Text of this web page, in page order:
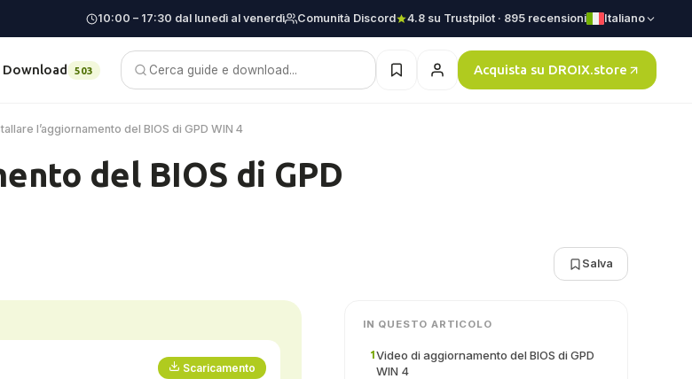
10:00 – 17:30 dal lunedì al venerdì Comunità Discord 4.8 su Trustpilot · 895 recensioni Italiano
Download 503 Blog Acquista su DROIX.store
l’aggiornamento del BIOS di GPD WIN 4
del BIOS di GPD
Salva
Scaricamento
IN QUESTO ARTICOLO
1Video di aggiornamento del BIOS di GPD
WIN 4